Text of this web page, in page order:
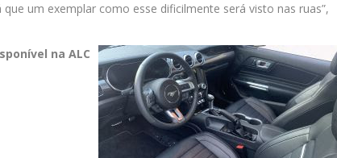
um exemplar como esse dificilmente será visto nas ruas”,
na ALC